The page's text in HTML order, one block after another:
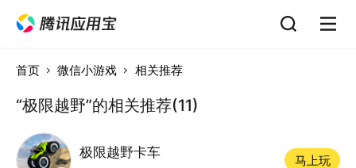
首页 微信小游戏 相关推荐
“极限越野”的相关推荐(11)
极限越野卡车
马上玩